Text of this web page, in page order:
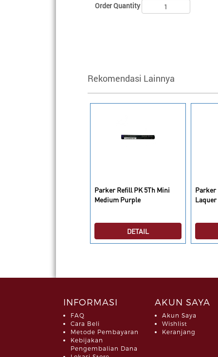
Order Quantity
Rekomendasi Lainnya
Parker Refill PK 5Th Mini
Medium Purple
DETAIL
Parker
Laquer
INFORMASI
FAQ
Cara Beli
Metode Pembayaran
Kebijakan
Pengembalian Dana
AKUN SAYA
Akun Saya
Wishlist
Keranjang